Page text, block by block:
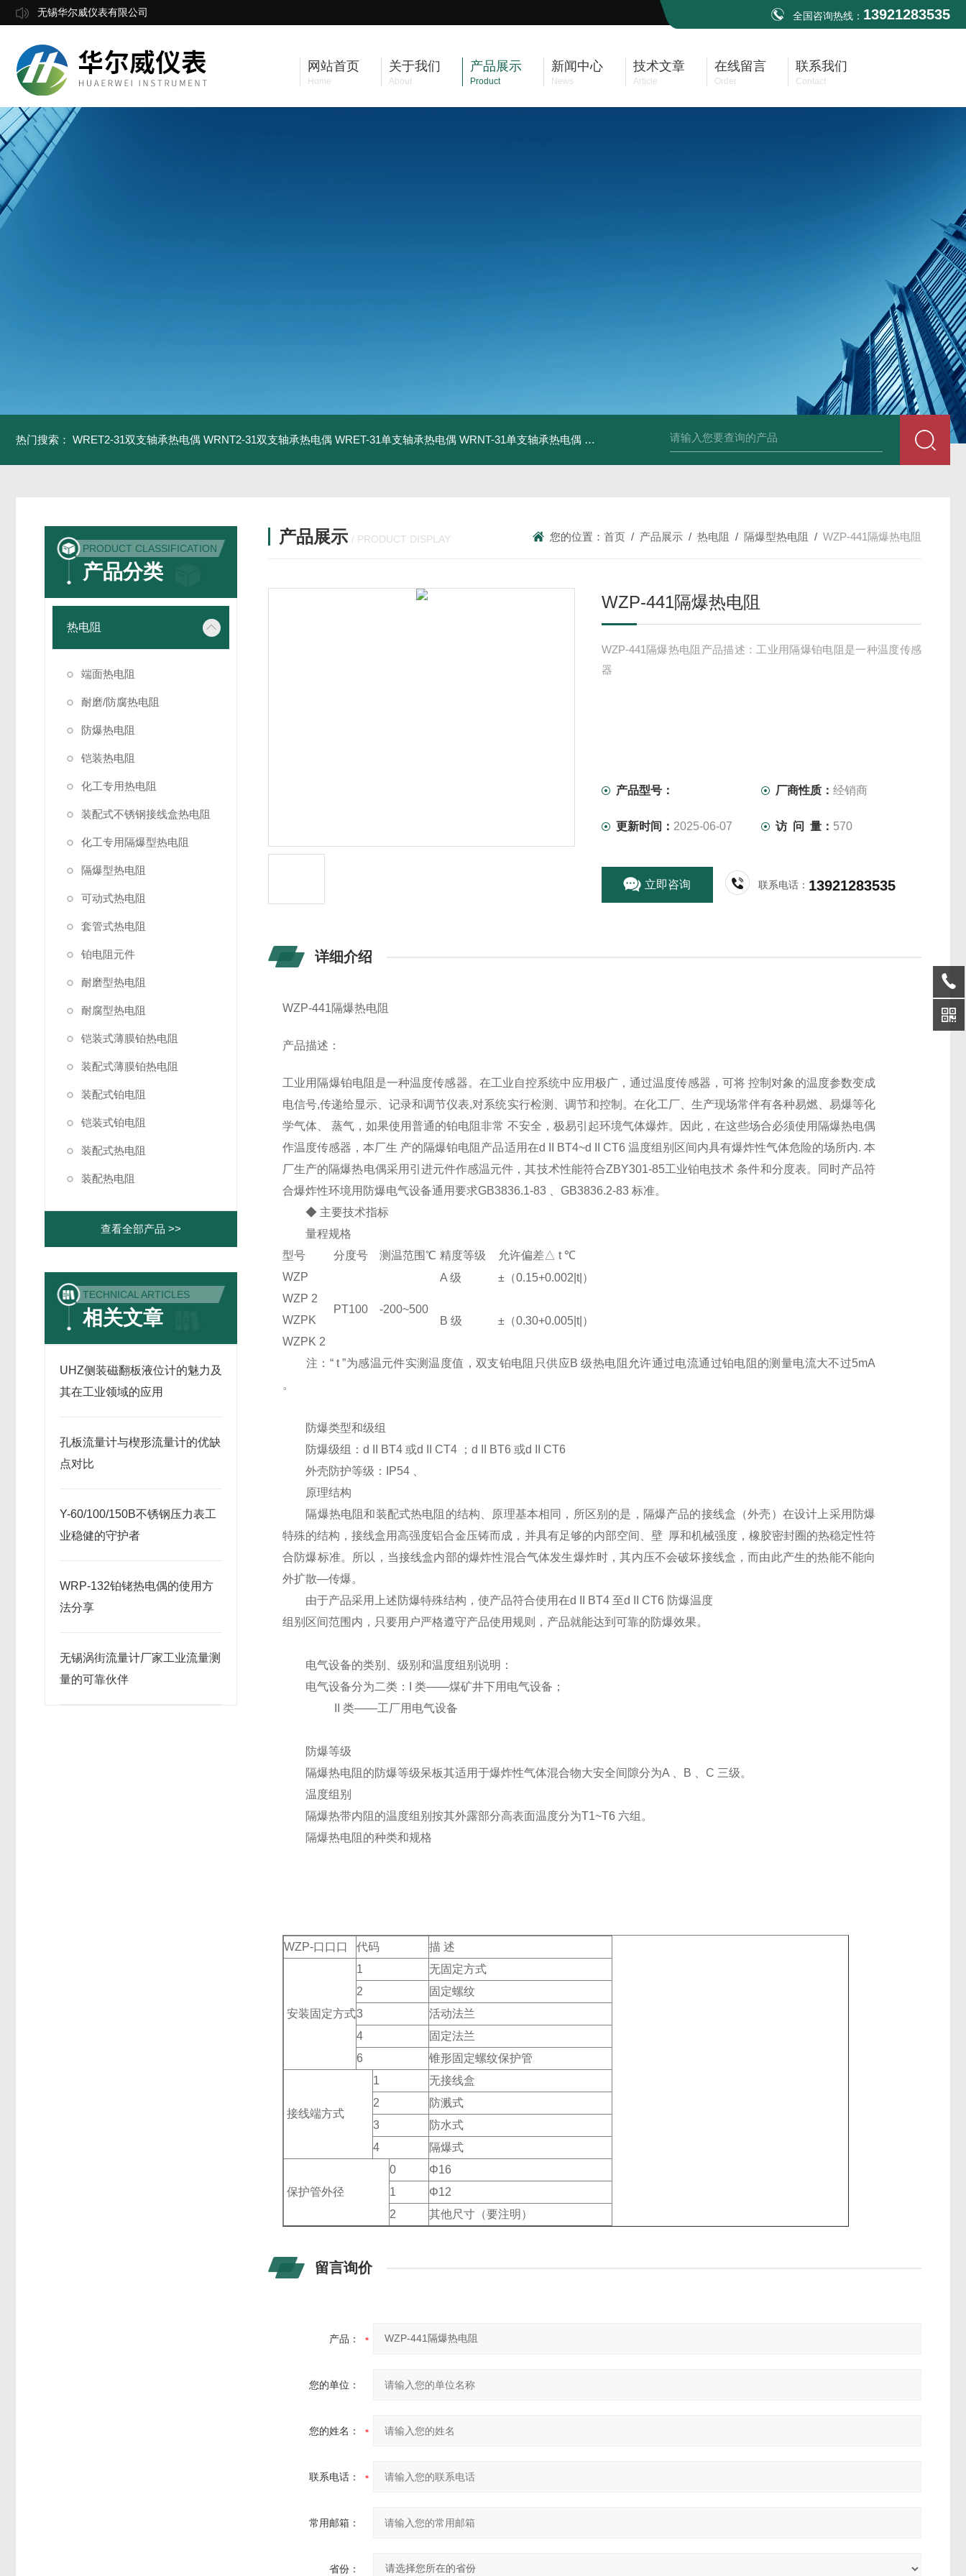
无锡华尔威仪表有限公司 全国咨询热线： 13921283535
网站首页
Home
关于我们
About
产品展示
Product
新闻中心
News
技术文章
Article
在线留言
Order
联系我们
Contact
热门搜索： WRET2-31双支轴承热电偶 WRNT2-31双支轴承热电偶 WRET-31单支轴承热电偶 WRNT-31单支轴承热电偶 WZP-731套管式热电阻 WZP2-731套管式热电阻 塑料液面计
PRODUCT CLASSIFICATION
产品分类
热电阻
端面热电阻
耐磨/防腐热电阻
防爆热电阻
铠装热电阻
化工专用热电阻
装配式不锈钢接线盒热电阻
化工专用隔爆型热电阻
隔爆型热电阻
可动式热电阻
套管式热电阻
铂电阻元件
耐磨型热电阻
耐腐型热电阻
铠装式薄膜铂热电阻
装配式薄膜铂热电阻
装配式铂电阻
铠装式铂电阻
装配式热电阻
装配热电阻
查看全部产品 >>
TECHNICAL ARTICLES
相关文章
UHZ侧装磁翻板液位计的魅力及
其在工业领域的应用
孔板流量计与楔形流量计的优缺
点对比
Y-60/100/150B不锈钢压力表工
业稳健的守护者
WRP-132铂铑热电偶的使用方
法分享
无锡涡街流量计厂家工业流量测
量的可靠伙伴
产品展示 / PRODUCT DISPLAY 您的位置： 首页 / 产品展示 / 热电阻 / 隔爆型热电阻 / WZP-441隔爆热电阻
WZP-441隔爆热电阻
WZP-441隔爆热电阻产品描述：工业用隔爆铂电阻是一种温度传感
器
产品型号： 厂商性质：经销商
更新时间： 2025-06-07 访 问 量： 570
立即咨询 联系电话： 13921283535
详细介绍
WZP-441隔爆热电阻
产品描述：
工业用隔爆铂电阻是一种温度传感器。在工业自控系统中应用极广，通过温度传感器，可将 控制对象的温度参数变成
电信号,传递给显示、记录和调节仪表,对系统实行检测、调节和控制。在化工厂、生产现场常伴有各种易燃、易爆等化
学气体、 蒸气，如果使用普通的铂电阻非常 不安全，极易引起环境气体爆炸。因此，在这些场合必须使用隔爆热电偶
作温度传感器，本厂生 产的隔爆铂电阻产品适用在d II BT4~d II CT6 温度组别区间内具有爆炸性气体危险的场所内. 本
厂生产的隔爆热电偶采用引进元件作感温元件，其技术性能符合ZBY301-85工业铂电技术 条件和分度表。同时产品符
合爆炸性环境用防爆电气设备通用要求GB3836.1-83 、GB3836.2-83 标准。
◆ 主要技术指标
量程规格
型号
分度号 测温范围℃ 精度等级
允许偏差△ t ℃
WZP
WZP 2
WZPK
WZPK 2
PT100 -200~500
A 级 ±（0.15+0.002|t|）
B 级 ±（0.30+0.005|t|）
注：“ t ”为感温元件实测温度值，双支铂电阻只供应B 级热电阻允许通过电流通过铂电阻的测量电流大不过5mA
。
防爆类型和级组
防爆级组：d II BT4 或d II CT4 ；d II BT6 或d II CT6
外壳防护等级：IP54 、
原理结构
隔爆热电阻和装配式热电阻的结构、原理基本相同，所区别的是，隔爆产品的接线盒（外壳）在设计上采用防爆
特殊的结构，接线盒用高强度铝合金压铸而成，并具有足够的内部空间、壁 厚和机械强度，橡胶密封圈的热稳定性符
合防爆标准。所以，当接线盒内部的爆炸性混合气体发生爆炸时，其内压不会破坏接线盒，而由此产生的热能不能向
外扩散—传爆。
由于产品采用上述防爆特殊结构，使产品符合使用在d II BT4 至d II CT6 防爆温度
组别区间范围内，只要用户严格遵守产品使用规则，产品就能达到可靠的防爆效果。
电气设备的类别、级别和温度组别说明：
电气设备分为二类：I 类——煤矿井下用电气设备；
II 类——工厂用电气设备
防爆等级
隔爆热电阻的防爆等级呆板其适用于爆炸性气体混合物大安全间隙分为A 、B 、C 三级。
温度组别
隔爆热带内阻的温度组别按其外露部分高表面温度分为T1~T6 六组。
隔爆热电阻的种类和规格
WZP-口口口 代码 描 述
安装固定方式
1
无固定方式
2
固定螺纹
3
活动法兰
4
固定法兰
6
锥形固定螺纹保护管
接线端方式
1
无接线盒
2
防溅式
3
防水式
4
隔爆式
保护管外径
0
Φ16
1
Φ12
2
其他尺寸（要注明）
留言询价
产品：
您的单位：
您的姓名：
联系电话：
常用邮箱：
省份：